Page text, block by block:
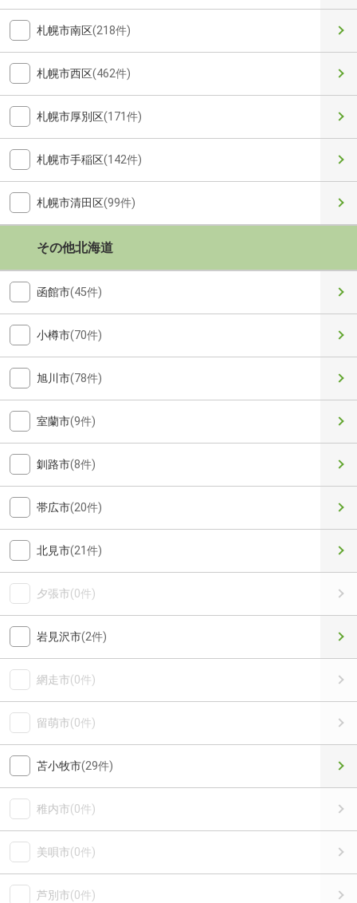
札幌市南区(218件)
札幌市西区(462件)
札幌市厚別区(171件)
札幌市手稲区(142件)
札幌市清田区(99件)
その他北海道
函館市(45件)
小樽市(70件)
旭川市(78件)
室蘭市(9件)
釧路市(8件)
帯広市(20件)
北見市(21件)
夕張市(0件)
岩見沢市(2件)
網走市(0件)
留萌市(0件)
苫小牧市(29件)
稚内市(0件)
美唄市(0件)
芦別市(0件)